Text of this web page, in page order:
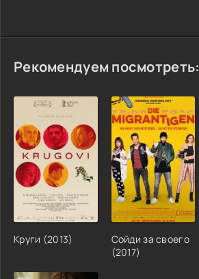
Рекомендуем посмотреть:
Круги (2013)
Сойди за своего
(2017)